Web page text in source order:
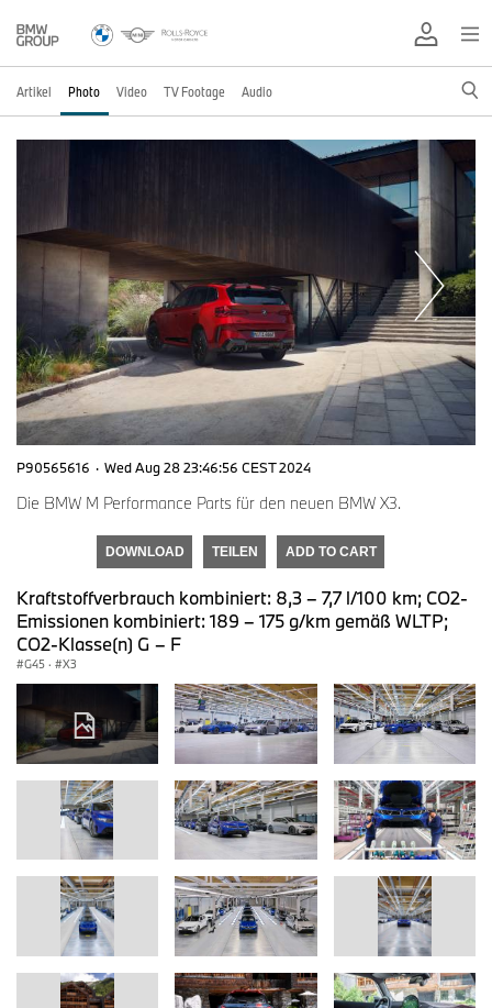
Artikel Photo Video TV Footage Audio
P90565616 · Wed Aug 28 23:46:56 CEST 2024
Die BMW M Performance Parts für den neuen BMW X3.
DOWNLOAD TEILEN ADD TO CART
Kraftstoffverbrauch kombiniert: 8,3 – 7,7 l/100 km; CO2-
Emissionen kombiniert: 189 – 175 g/km gemäß WLTP;
CO2-Klasse(n) G – F
G45 · X3